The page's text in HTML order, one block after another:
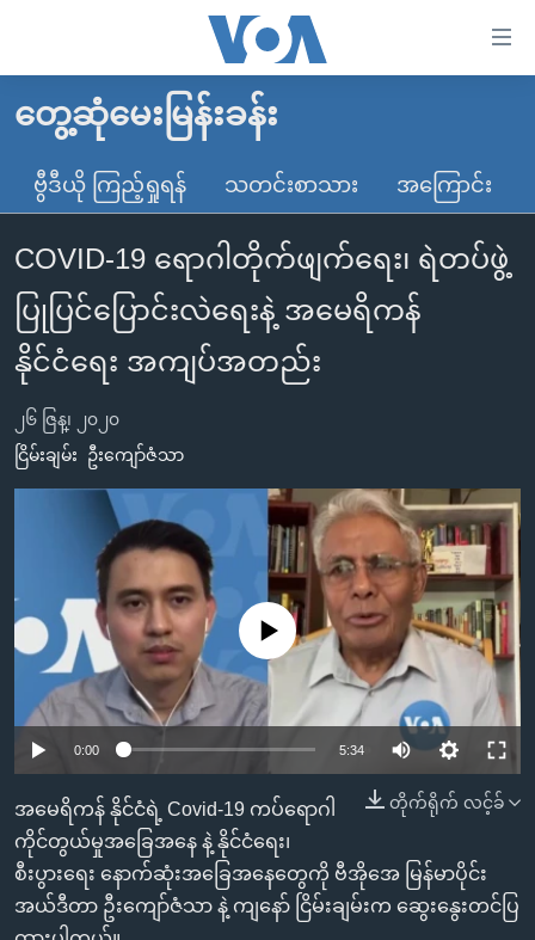
လွယ်ကူ
သည့်
များ
ပင်မ
အကြောင်းအရာ
ကျော်
ကြည့်
စာမျက်နှာ
ကျော်
ကြည့်
နေရာ
သို့
ကျော်
မူလစာမျက်နှာ
မြန်မာ
ကမ္ဘာ့သတင်းများ
နိုင်ငံတကာ
အမေရိကန်
တရုတ်
အစ္စရေး-ပါလက်စတိုင်း
ဗွီဒီယို
သတင်းလွတ်လပ်ခွင့်
ရပ်ဝန်းတခု လမ်းတခု အလွန်
အင်္ဂလိပ်စာလေ့လာမယ်
အမေရိကန်သုံးအီဒီယံ
မကြေးမုံရဲ့ အင်္ဂလိပ်စာ
ရုပ်ရှင်ထဲက အင်္ဂလိပ်စာ
သုတပဒေသာ အင်္ဂလိပ်စာ
အပတ်စဉ်ကဏ္ဍများ
ရေဒီယို
ရေဒီယိုနှင့်ရုပ်သံ အချက်အလက်များ
ရေဒီယို/တီဗွီအစီအစဉ်
Learning English
ဗွီအိုအေ လူမှုကွန်ယက်များ
ဘာသာစကားများ
တွေ့ဆုံမေးမြန်းခန်း
ဗွီဒီယို ကြည့်ရှုရန် သတင်းစာသား အကြောင်း
COVID-19 ရောဂါတိုက်ဖျက်ရေး၊ ရဲတပ်ဖွဲ့
ပြုပြင်ပြောင်းလဲရေးနဲ့ အမေရိကန်
နိုင်ငံရေး အကျပ်အတည်း
၂၆ ဇြန္၊ ၂၀၂၀
ငြိမ်းချမ်း
ဦးကျော်ဇံသာ
No media source currently available
0:00 5:34
တိုက်ရိုက် လင့်ခ်
အမေရိကန် နိုင်ငံရဲ့ Covid-19 ကပ်ရောဂါ
ကိုင်တွယ်မှုအခြေအနေ နဲ့ နိုင်ငံရေး၊
စီးပွားရေး နောက်ဆုံးအခြေအနေတွေကို ဗီအိုအေ မြန်မာပိုင်း
အယ်ဒီတာ ဦးကျော်ဇံသာ နဲ့ ကျနော် ငြိမ်းချမ်းက ဆွေးနွေးတင်ပြ